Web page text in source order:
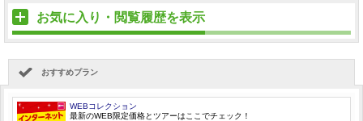
お気に入り・閲覧履歴を表示
おすすめプラン
WEBコレクション
最新のWEB限定価格とツアーはここでチェック！